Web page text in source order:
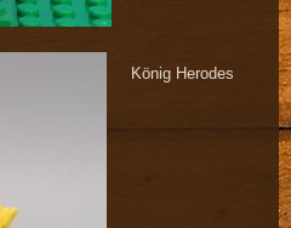
König Herodes